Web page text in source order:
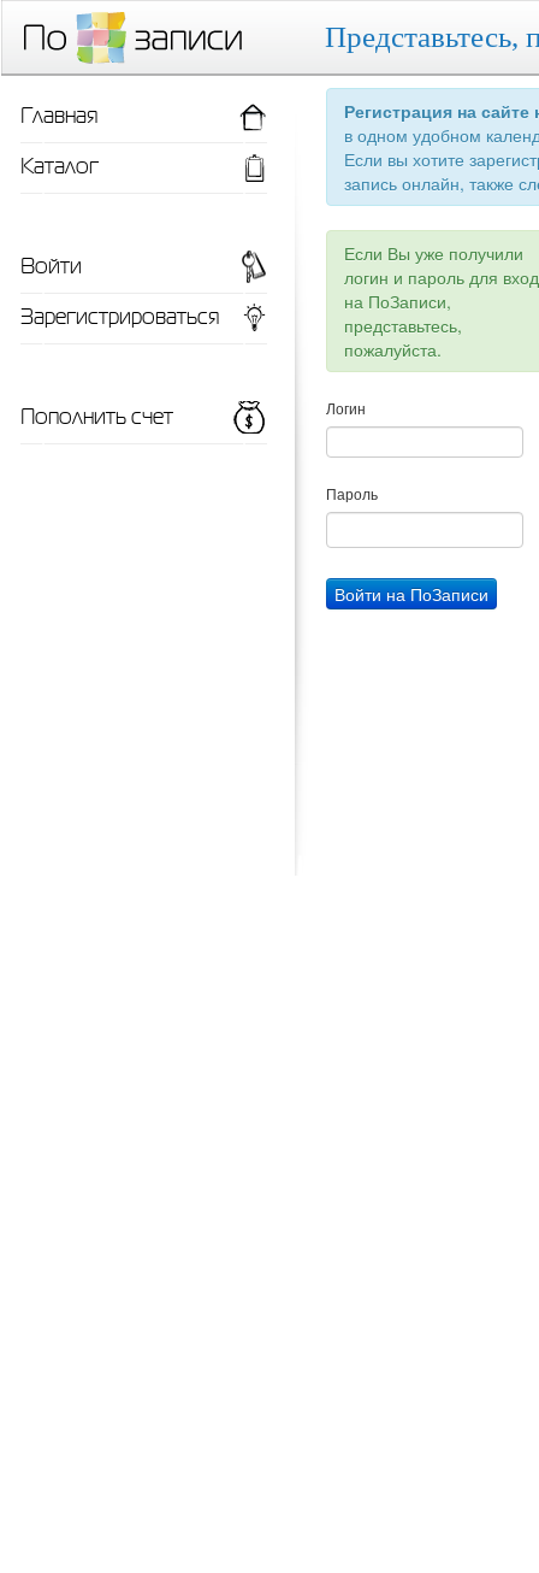
Представьтесь,
Регистрация на
в одном удобном
Если вы хотите
запись онлайн, также
Если Вы уже получили
логин и пароль для
на ПоЗаписи,
представьтесь,
пожалуйста.
Логин
Пароль
Главная
Каталог
Войти
Зарегистрироваться
Пополнить счет